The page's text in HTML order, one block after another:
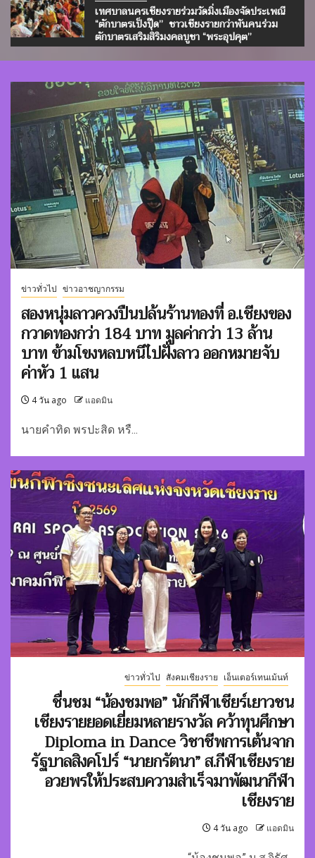
เทศบาลนครเชียงรายร่วมวัดมิ่งเมืองจัดประเพณี
“ตักบาตรเป็งปุ๊ด” ชาวเชียงรายกว่าพันคนร่วม
ตักบาตรเสริมสิริมงคลบูชา “พระอุปคุต”
ข่าวทั่วไป ข่าวอาชญากรรม
สองหนุ่มลาวควงปืนปล้นร้านทองที่ อ.เชียงของ
กวาดทองกว่า 184 บาท มูลค่ากว่า 13 ล้าน
บาท ข้ามโขงหลบหนีไปฝั่งลาว ออกหมายจับ
ค่าหัว 1 แสน
4 วัน ago แอดมิน
นายคำทิด พรปะสิด หรื...
ข่าวทั่วไป สังคมเชียงราย เอ็นเตอร์เทนเม้นท์
ชื่นชม “น้องชมพอ” นักกีฬาเชียร์เยาวชน
เชียงรายยอดเยี่ยมหลายรางวัล คว้าทุนศึกษา
Diploma in Dance วิชาชีพการเต้นจาก
รัฐบาลสิงคโปร์ “นายกรัตนา” ส.กีฬาเชียงราย
อวยพรให้ประสบความสำเร็จมาพัฒนากีฬา
เชียงราย
4 วัน ago แอดมิน